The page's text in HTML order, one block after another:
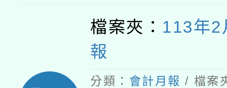
檔案夾： 113年2
報
分類： 會計月報 / 檔案